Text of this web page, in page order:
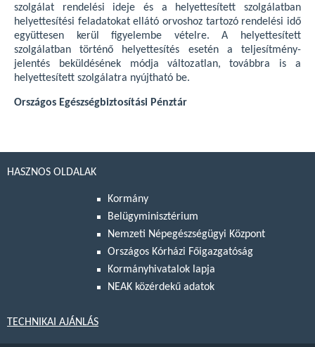
szolgálat rendelési ideje és a helyettesített szolgálatban
helyettesítési feladatokat ellátó orvoshoz tartozó rendelési idő
együttesen kerül figyelembe vételre. A helyettesített
szolgálatban történő helyettesítés esetén a teljesítmény-
jelentés beküldésének módja változatlan, továbbra is a
helyettesített szolgálatra nyújtható be.
Országos Egészségbiztosítási Pénztár
HASZNOS OLDALAK
Kormány
Belügyminisztérium
Nemzeti Népegészségügyi Központ
Országos Kórházi Főigazgatóság
Kormányhivatalok lapja
NEAK közérdekű adatok
TECHNIKAI AJÁNLÁS